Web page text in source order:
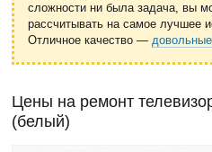
сложности ни была задача, вы
рассчитывать на самое лучшее
Отличное качество —
Цены на ремонт
(белый)